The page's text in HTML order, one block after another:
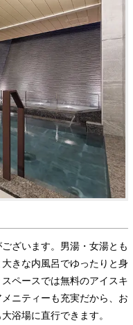
ざいます。男湯・女湯とも
きな内風呂でゆったりと身
ペースでは無料のアイスキ
ニティーも充実だから、お
浴場に直行できます。